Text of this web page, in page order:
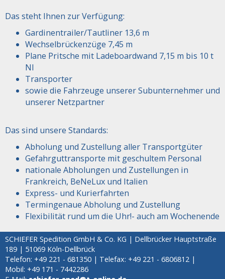
Das steht Ihnen zur Verfügung:
Gardinentrailer/Tautliner 13,6 m
Wechselbrückenzüge 7,45 m
Plane Pritsche mit Ladeboardwand 7,15 m bis 10 t
NI
Transporter
sowie die Fahrzeuge unserer Subunternehmer und
unserer Netzpartner
Das sind unsere Standards:
Abholung und Zustellung aller Transportgüter
Gefahrguttransporte mit geschultem Personal
nationale Abholungen und Zustellungen in
Frankreich, BeNeLux und Italien
Express- und Kurierfahrten
Termingenaue Abholung und Zustellung
Flexibilität rund um die Uhr!- auch am Wochenende
SCHIEFER Spedition GmbH & Co. KG | Dellbrücker Hauptstraße
189 | 51069 Köln-Dellbrück
Telefon: +49 221 - 681350 | Telefax: +49 221 - 6806812 |
Mobil: +49 171 - 7442286